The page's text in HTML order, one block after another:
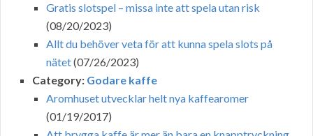
Gratis slotspel – missa inte att spela utan risk
(08/20/2023)
Allt du behöver veta för att kunna spela slots på
nätet(07/26/2023)
Category: Godare kaffe
Aromhuset utvecklar helt nya kaffearomer
(01/19/2017)